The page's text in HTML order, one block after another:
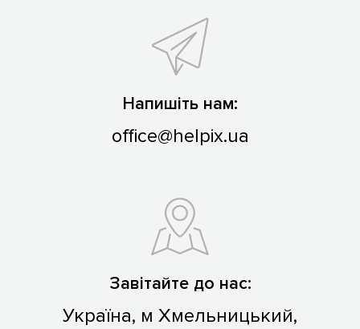
Напишіть нам:
office@helpix.ua
Завітайте до нас:
Україна, м Хмельницький,